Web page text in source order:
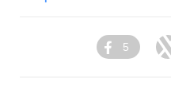
Facebook
5